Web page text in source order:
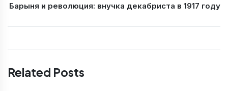
Барыня и революция: внучка декабриста в 1917 году
Related Posts